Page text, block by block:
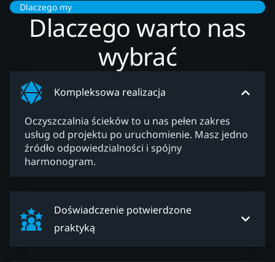
Dlaczego my
Dlaczego warto nas
wybrać
Kompleksowa realizacja
Oczyszczalnia ścieków to u nas pełen zakres
usług od projektu po uruchomienie. Masz jedno
źródło odpowiedzialności i spójny
harmonogram.
Doświadczenie potwierdzone
praktyką